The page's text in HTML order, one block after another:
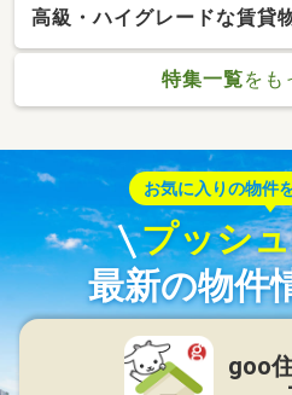
高級・ハイグレードな賃貸
特集一覧をも
お気に入りの物件
プッシ
最新の物件
goo